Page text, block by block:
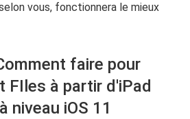
vous, fonctionnera le mieux
faire pour
FIles à partir d'iPad
niveau iOS 11